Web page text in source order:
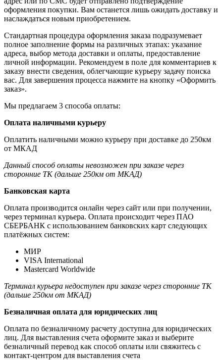
оформления покупки. Вам останется лишь ожидать доставку и
наслаждаться новым приобретением.
Стандартная процедура оформления заказа подразумевает
полное заполнение формы на различных этапах: указание
адреса, выбор метода доставки и оплаты, предоставление
личной информации. Рекомендуем в поле для комментариев к
заказу внести сведения, облегчающие курьеру задачу поиска
вас. Для завершения процесса нажмите на кнопку «Оформить
заказ».
Мы предлагаем 3 способа оплаты:
Оплата наличными курьеру
Оплатить наличными можно курьеру при доставке до 250км
от МКАД
Данный способ оплаты невозможен при заказе через
сторонние ТК (дальше 250км от МКАД)
Банковская карта
Оплата производится онлайн через сайт или при получении,
через терминал курьера. Оплата происходит через ПАО
СБЕРБАНК с использованием банковских карт следующих
платёжных систем:
МИР
VISA International
Mastercard Worldwide
Терминал курьера недоступен при заказе через сторонние ТК
(дальше 250км от МКАД)
Безналичная оплата для юридических лиц
Оплата по безналичному расчету доступна для юридических
лиц. Для выставления счета оформите заказ и выберите
безналичный перевод как способ оплаты или свяжитесь с
контакт-центром для выставления счета